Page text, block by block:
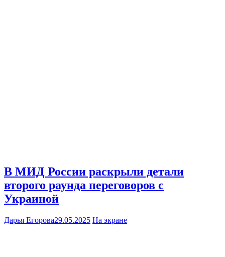
В МИД России раскрыли детали
второго раунда переговоров с
Украиной
Дарья Егорова29.05.2025 На экране